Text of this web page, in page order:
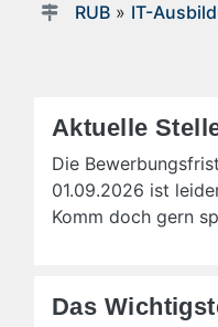
RUB» IT-
Aktuelle
Die
01.09.2026 ist
Komm doch gern
Das